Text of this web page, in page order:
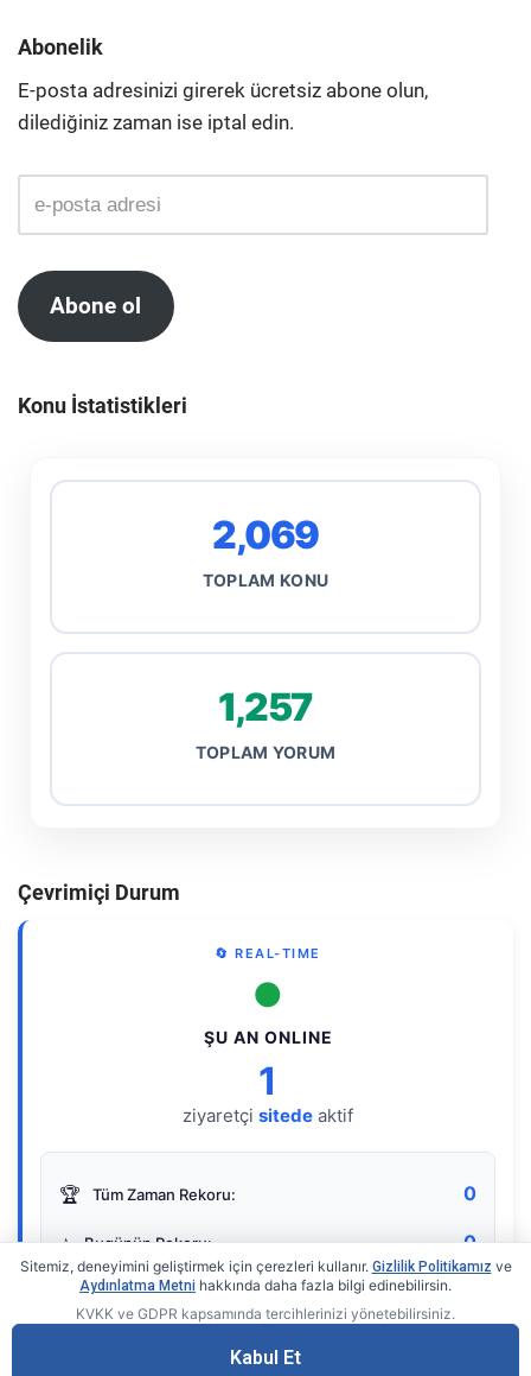
Abonelik
E-posta adresinizi girerek ücretsiz abone olun,
dilediğiniz zaman ise iptal edin.
Abone ol
Konu İstatistikleri
2,069
TOPLAM KONU
1,257
TOPLAM YORUM
Çevrimiçi Durum
🔄 REAL-TIME
●
ŞU AN ONLINE
1
ziyaretçi sitede aktif
🏆 Tüm Zaman Rekoru: 0
⭐ Bugünün Rekoru: 0
Gerçek zamanlı sayaç
Sitemiz, deneyimini geliştirmek için çerezleri kullanır. Gizlilik Politikamız ve
Aydınlatma Metni hakkında daha fazla bilgi edinebilirsin.
KVKK ve GDPR kapsamında tercihlerinizi yönetebilirsiniz.
Kabul Et